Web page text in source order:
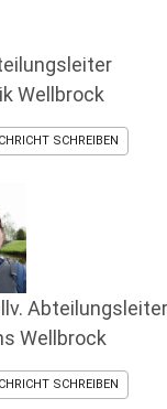
Wellbrock
SCHREIBEN
Abteilungsleiter
Wellbrock
SCHREIBEN